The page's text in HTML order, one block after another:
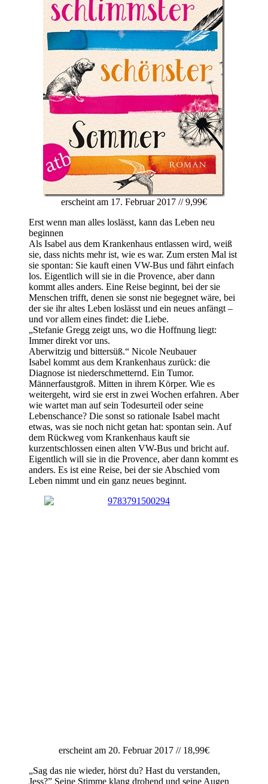
erscheint am 17. Februar 2017 // 9,99€
Erst wenn man alles loslässt, kann das Leben neu
beginnen
Als Isabel aus dem Krankenhaus entlassen wird, weiß
sie, dass nichts mehr ist, wie es war. Zum ersten Mal ist
sie spontan: Sie kauft einen VW-Bus und fährt einfach
los. Eigentlich will sie in die Provence, aber dann
kommt alles anders. Eine Reise beginnt, bei der sie
Menschen trifft, denen sie sonst nie begegnet wäre, bei
der sie ihr altes Leben loslässt und ein neues anfängt –
und vor allem eines findet: die Liebe.
„Stefanie Gregg zeigt uns, wo die Hoffnung liegt:
Immer direkt vor uns.
Aberwitzig und bittersüß.“ Nicole Neubauer
Isabel kommt aus dem Krankenhaus zurück: die
Diagnose ist niederschmetternd. Ein Tumor.
Männerfaustgroß. Mitten in ihrem Körper. Wie es
weitergeht, wird sie erst in zwei Wochen erfahren. Aber
wie wartet man auf sein Todesurteil oder seine
Lebenschance? Die sonst so rationale Isabel macht
etwas, was sie noch nicht getan hat: spontan sein. Auf
dem Rückweg vom Krankenhaus kauft sie
kurzentschlossen einen alten VW-Bus und bricht auf.
Eigentlich will sie in die Provence, aber dann kommt es
anders. Es ist eine Reise, bei der sie Abschied vom
Leben nimmt und ein ganz neues beginnt.
erscheint am 20. Februar 2017 // 18,99€
„Sag das nie wieder, hörst du? Hast du verstanden,
Jess?” Seine Stimme klang drohend und seine Augen